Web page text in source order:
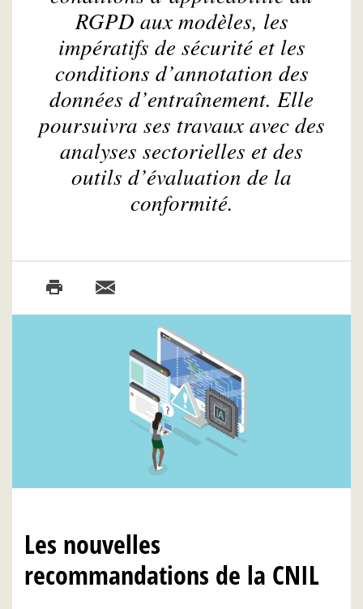
RGPD aux modèles, les
impératifs de sécurité et les
conditions d’annotation des
données d’entraînement. Elle
poursuivra ses travaux avec des
analyses sectorielles et des
outils d’évaluation de la
conformité.
Les nouvelles
recommandations de la CNIL